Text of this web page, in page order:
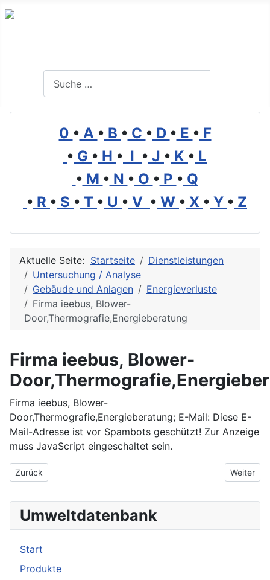
0 • A • B • C • D • E • F
• G • H • I • J • K • L
• M • N • O • P • Q
• R • S • T • U • V • W • X • Y • Z
Aktuelle Seite: Startseite
Dienstleistungen
Untersuchung / Analyse
Gebäude und Anlagen
Energieverluste
Firma ieebus, Blower-
Door,Thermografie,Energieberatung
Firma ieebus, Blower-
Firma ieebus, Blower-
Door,Thermografie,Energieberatung; E-Mail: Diese E-
Mail-Adresse ist vor Spambots geschützt! Zur Anzeige
muss JavaScript eingeschaltet sein.
Vorheriger Beitrag: EUREM Energie & Umwelt Regel- &
Zurück Nächster
Weiter
Umweltdatenbank
Start
Produkte